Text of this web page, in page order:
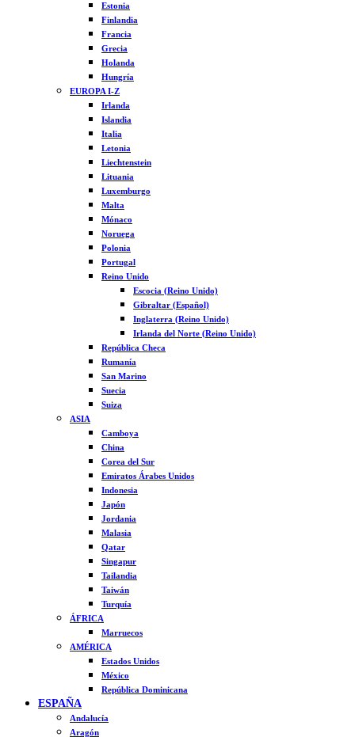
Estonia
Finlandia
Francia
Grecia
Holanda
Hungría
EUROPA I-Z
Irlanda
Islandia
Italia
Letonia
Liechtenstein
Lituania
Luxemburgo
Malta
Mónaco
Noruega
Polonia
Portugal
Reino Unido
Escocia (Reino Unido)
Gibraltar (Español)
Inglaterra (Reino Unido)
Irlanda del Norte (Reino Unido)
República Checa
Rumanía
San Marino
Suecia
Suiza
ASIA
Camboya
China
Corea del Sur
Emiratos Árabes Unidos
Indonesia
Japón
Jordania
Malasia
Qatar
Singapur
Tailandia
Taiwán
Turquía
ÁFRICA
Marruecos
AMÉRICA
Estados Unidos
México
República Dominicana
ESPAÑA
Andalucía
Aragón